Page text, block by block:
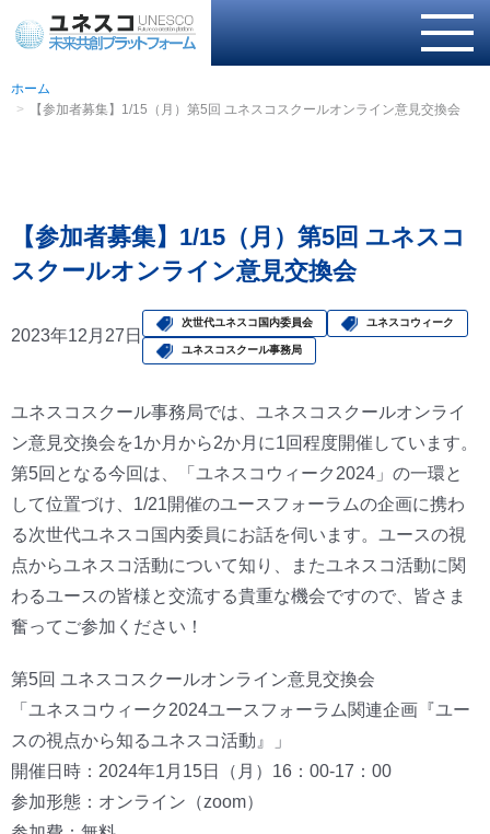
ホーム
【参加者募集】1/15（月）第5回 ユネスコスクールオンライン意見交換会
【参加者募集】1/15（月）第5回 ユネスコ
スクールオンライン意見交換会
2023年12月27日
次世代ユネスコ国内委員会 ユネスコウィーク
ユネスコスクール事務局
ユネスコスクール事務局では、ユネスコスクールオンライ
ン意見交換会を1か月から2か月に1回程度開催しています。
第5回となる今回は、「ユネスコウィーク2024」の一環と
して位置づけ、1/21開催のユースフォーラムの企画に携わ
る次世代ユネスコ国内委員にお話を伺います。ユースの視
点からユネスコ活動について知り、またユネスコ活動に関
わるユースの皆様と交流する貴重な機会ですので、皆さま
奮ってご参加ください！
第5回 ユネスコスクールオンライン意見交換会
「ユネスコウィーク2024ユースフォーラム関連企画『ユー
スの視点から知るユネスコ活動』」
開催日時：2024年1月15日（月）16：00-17：00
参加形態：オンライン（zoom）